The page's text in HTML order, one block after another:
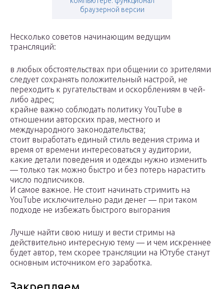
браузерной версии
Несколько советов начинающим ведущим
трансляций:
в любых обстоятельствах при общении со зрителями
следует сохранять положительный настрой, не
переходить к ругательствам и оскорблениям в чей-
либо адрес;
крайне важно соблюдать политику YouTube в
отношении авторских прав, местного и
международного законодательства;
стоит выработать единый стиль ведения стрима и
время от времени интересоваться у аудитории,
какие детали поведения и одежды нужно изменить
— только так можно быстро и без потерь нарастить
число подписчиков.
И самое важное. Не стоит начинать стримить на
YouTube исключительно ради денег — при таком
подходе не избежать быстрого выгорания
Лучше найти свою нишу и вести стримы на
действительно интересную тему — и чем искреннее
будет автор, тем скорее трансляции на Ютубе станут
основным источником его заработка.